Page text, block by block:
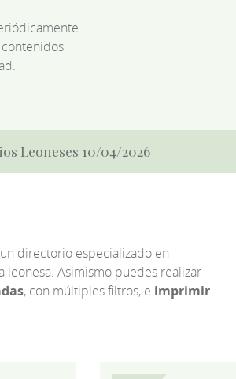
Leoneses 10/04/2026
directorio especializado en
Asimismo puedes realizar
, con múltiples filtros, e imprimir